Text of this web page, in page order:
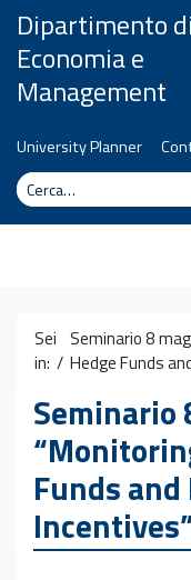
Vai al contenuto
Dipartimento di
Economia e
Management
University Planner
Cerca
Sei
in: /
Seminario 8
Hedge Funds
Seminario
Funds and